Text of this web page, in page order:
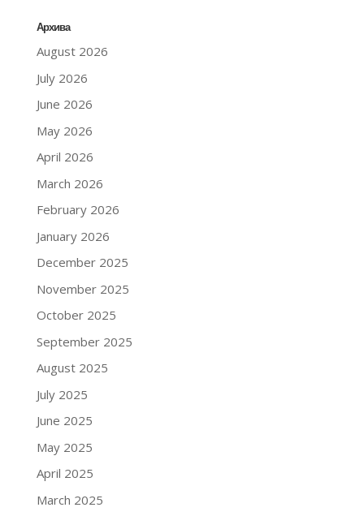
Архива
August 2026
July 2026
June 2026
May 2026
April 2026
March 2026
February 2026
January 2026
December 2025
November 2025
October 2025
September 2025
August 2025
July 2025
June 2025
May 2025
April 2025
March 2025